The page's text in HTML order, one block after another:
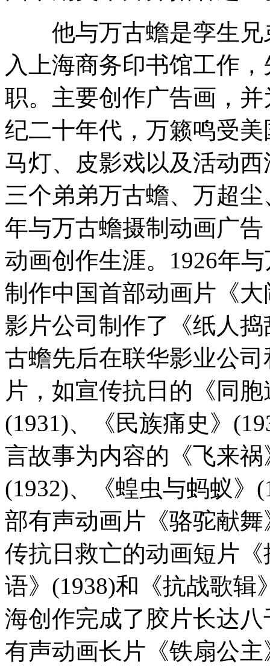
他与万古蟾是孪生兄
入上海商务印书馆工作
职。主要创作广告画，
纪二十年代，万籁鸣受
马灯、皮影戏以及活动
三个弟弟万古蟾、万超
年与万古蟾摄制动画广
动画创作生涯。1926年
制作中国首部动画片《
影片公司制作了《纸人
古蟾先后在联华影业公
片，如宣传抗日的《同
(1931)、《民族痛史》
言故事为内容的《飞来
(1932)、《蝗虫与蚂蚁》
部有声动画片《骆驼献
传抗日救亡的动画短片
语》(1938)和《抗战歌辑
海创作完成了胶片长达
有声动画长片《铁扇公